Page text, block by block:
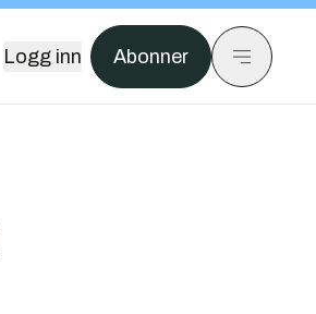
Logg inn Abonner